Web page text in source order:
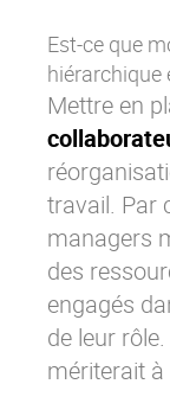
Est-ce que
hiérarchique
Mettre en
travail. Par
managers
des
engagés
de leur
mériterait à